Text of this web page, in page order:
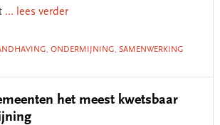
... lees verder
, ONDERMIJNING, SAMENWERKING
het meest kwetsbaar